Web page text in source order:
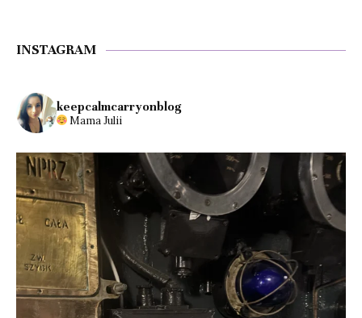
INSTAGRAM
keepcalmcarryonblog
Mama Julii